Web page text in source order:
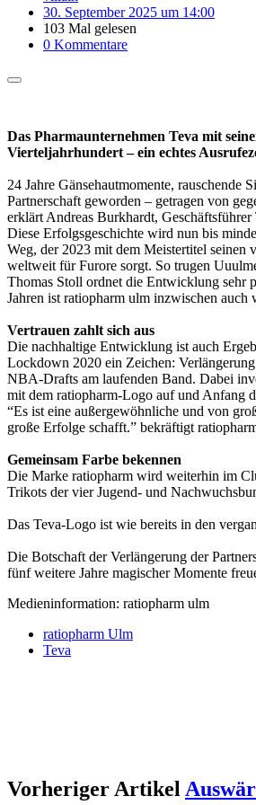
30. September 2025 um 14:00
103 Mal gelesen
0 Kommentare
Das Pharmaunternehmen Teva mit
Vierteljahrhundert – ein echtes
24 Jahre Gänsehautmomente,
Partnerschaft geworden – getragen von
erklärt Andreas Burkhardt,
Diese Erfolgsgeschichte wird nun bis
Weg, der 2023 mit dem Meistertitel seinen
weltweit für Furore sorgt. So trugen
Thomas Stoll ordnet die Entwicklung sehr
Jahren ist ratiopharm ulm inzwischen auch
Vertrauen zahlt sich aus
Die nachhaltige Entwicklung ist auch
Lockdown 2020 ein Zeichen:
NBA-Drafts am laufenden Band. Dabei
mit dem ratiopharm-Logo auf und Anfang
“Es ist eine außergewöhnliche und von
große Erfolge schafft.” bekräftigt
Gemeinsam Farbe bekennen
Die Marke ratiopharm wird weiterhin im
Trikots der vier Jugend- und
Das Teva-Logo ist wie bereits in den
Die Botschaft der Verlängerung der
fünf weitere Jahre magischer Momente
Medieninformation: ratiopharm ulm
ratiopharm Ulm
Teva
Vorheriger Artikel